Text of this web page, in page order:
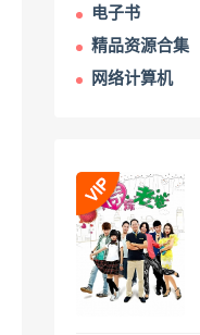
电子书
精品资源合集
网络计算机